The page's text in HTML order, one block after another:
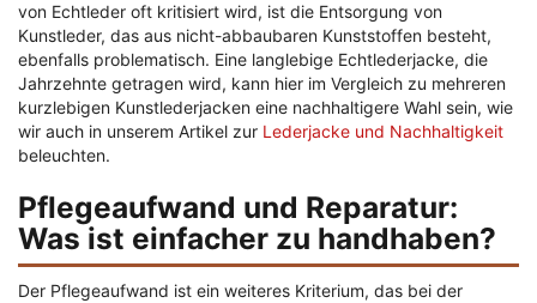
von Echtleder oft kritisiert wird, ist die Entsorgung von
Kunstleder, das aus nicht-abbaubaren Kunststoffen besteht,
ebenfalls problematisch. Eine langlebige Echtlederjacke, die
Jahrzehnte getragen wird, kann hier im Vergleich zu mehreren
kurzlebigen Kunstlederjacken eine nachhaltigere Wahl sein, wie
wir auch in unserem Artikel zur Lederjacke und Nachhaltigkeit
beleuchten.
Pflegeaufwand und Reparatur:
Was ist einfacher zu handhaben?
Der Pflegeaufwand ist ein weiteres Kriterium, das bei der